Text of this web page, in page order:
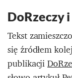
DoRzeczy i
Tekst
się źródłem
publikacji